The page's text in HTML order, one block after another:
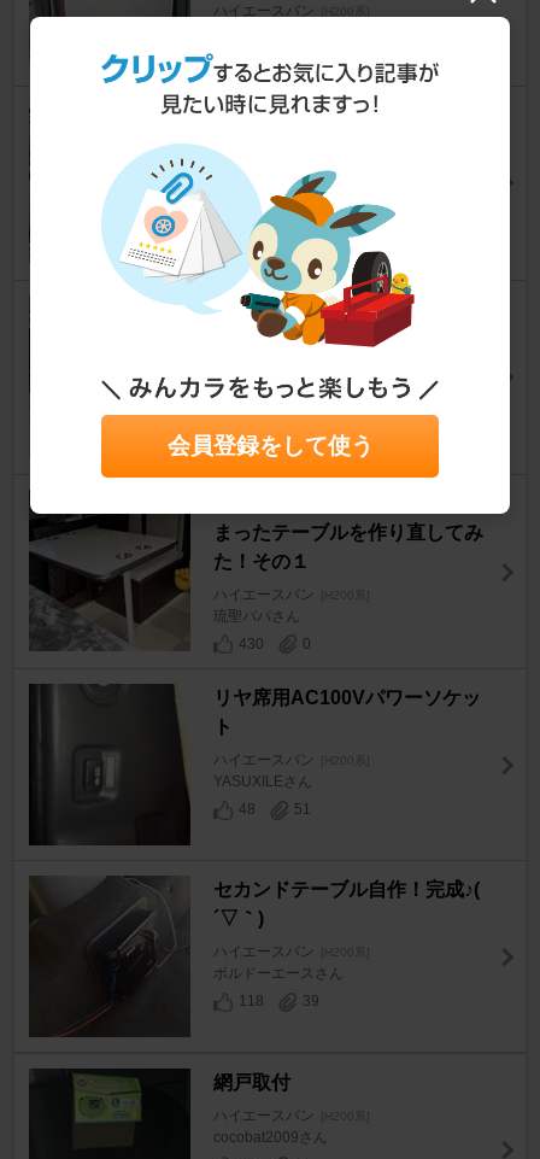
ハイエースバン [H200系]
438
1
スライドドアの制振、断熱処理
ハイエースバン [H200系]
琉聖パパさん
417
調理用の換気扇をバックドアに
取り付けてみた！ - バンコン化
ハイエースバン [H200系]
417
まったテーブルを作り直してみ
た！その１
ハイエースバン [H200系]
琉聖パパさん
430
0
リヤ席用AC100Vパワーソケッ
ト
ハイエースバン
YASUXILEさん
48
51
セカンドテーブル自作！完成♪(
´▽｀)
ハイエースバン
ボルドーエースさん
118
39
網戸取付
ハイエースバン
cocobat2009さん
会員登録をして使う